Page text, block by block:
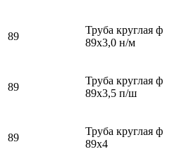
89
Труба круглая ф
89х3,0 н/м
89
Труба круглая ф
89х3,5 п/ш
89
Труба круглая ф
89х4